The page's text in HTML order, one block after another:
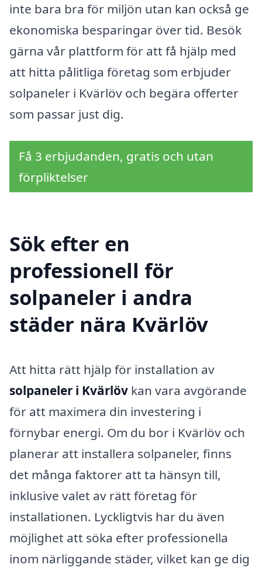
inte bara bra för miljön utan kan också ge
ekonomiska besparingar över tid. Besök
gärna vår plattform för att få hjälp med
att hitta pålitliga företag som erbjuder
solpaneler i Kvärlöv och begära offerter
som passar just dig.
Få 3 erbjudanden, gratis och utan
förpliktelser
Sök efter en
professionell för
solpaneler i andra
städer nära Kvärlöv
Att hitta rätt hjälp för installation av
solpaneler i Kvärlöv kan vara avgörande
för att maximera din investering i
förnybar energi. Om du bor i Kvärlöv och
planerar att installera solpaneler, finns
det många faktorer att ta hänsyn till,
inklusive valet av rätt företag för
installationen. Lyckligtvis har du även
möjlighet att söka efter professionella
inom närliggande städer, vilket kan ge dig